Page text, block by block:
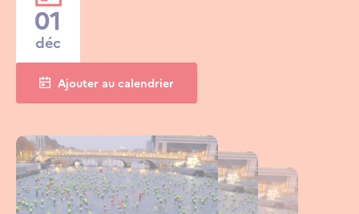
01
déc
Ajouter au calendrier